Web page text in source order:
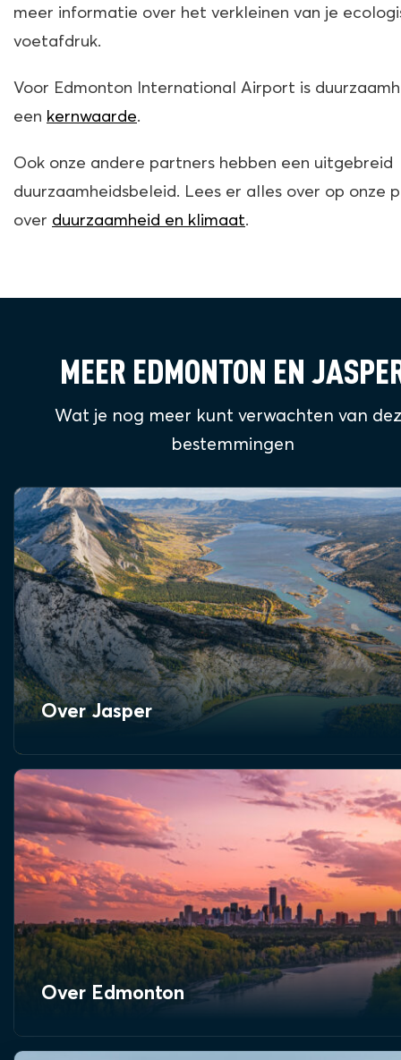
meer informatie over het verkleinen van je
voetafdruk.
Voor Edmonton International Airport is
een kernwaarde.
Ook onze andere partners hebben een uitgebreid
duurzaamheidsbeleid. Lees er alles over op onze
over duurzaamheid en klimaat.
MEER EDMONTON EN
Wat je nog meer kunt verwachten van
bestemmingen
Over Jasper
Over Edmonton